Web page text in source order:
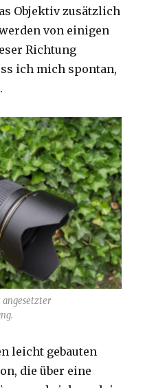
Objektiv zusätzlich
von einigen
Richtung
ich mich spontan,
angesetzter
leicht gebauten
die über eine